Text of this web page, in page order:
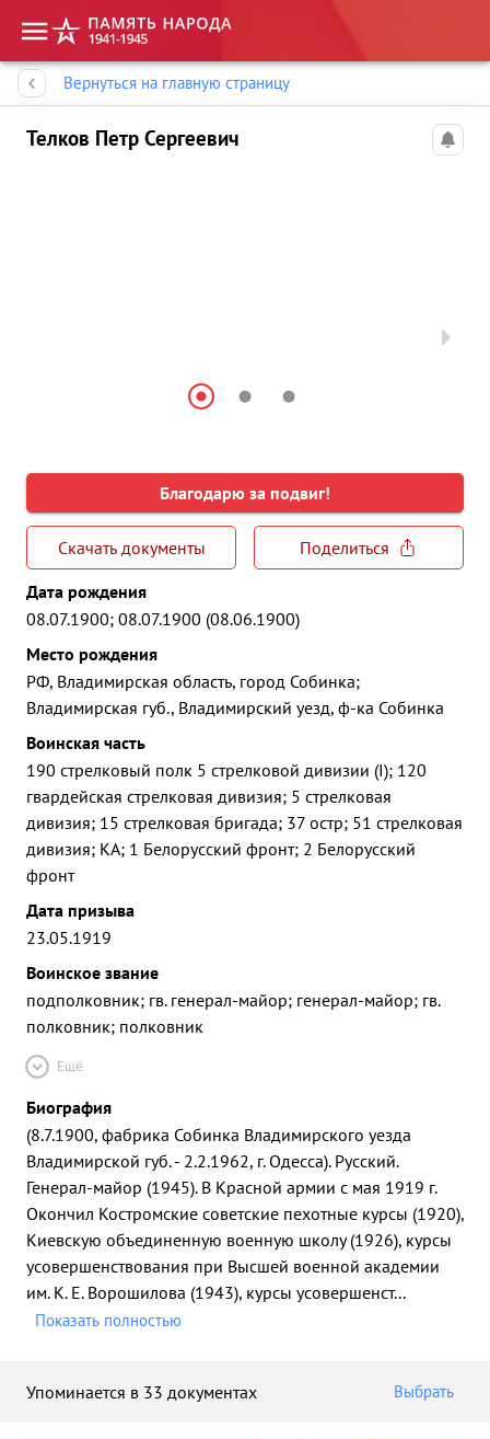
Вернуться на главную страницу
Телков Петр Сергеевич
Благодарю за подвиг!
Скачать документы
Поделиться
Дата рождения
08.07.1900; 08.07.1900 (08.06.1900)
Место рождения
РФ, Владимирская область, город Собинка;
Владимирская губ., Владимирский уезд, ф-ка Собинка
Воинская часть
190 стрелковый полк 5 стрелковой дивизии (I); 120
гвардейская стрелковая дивизия; 5 стрелковая
дивизия; 15 стрелковая бригада; 37 остр; 51 стрелковая
дивизия; КА; 1 Белорусский фронт; 2 Белорусский
фронт
Дата призыва
23.05.1919
Воинское звание
подполковник; гв. генерал-майор; генерал-майор; гв.
полковник; полковник
Ещё
Биография
(8.7.1900, фабрика Собинка Владимирского уезда
Владимирской губ. - 2.2.1962, г. Одесса). Русский.
Генерал-майор (1945). В Красной армии с мая 1919 г.
Окончил Костромские советские пехотные курсы (1920),
Киевскую объединенную военную школу (1926), курсы
усовершенствования при Высшей военной академии
им. К. Е. Ворошилова (1943), курсы усовершенст...
Показать полностью
Упоминается в 33 документах Выбрать
Память народа